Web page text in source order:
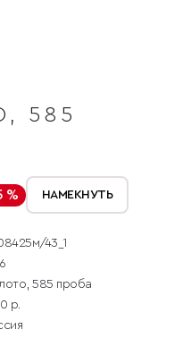
585
% НАМЕКНУТЬ
43_1
585 проба
р.